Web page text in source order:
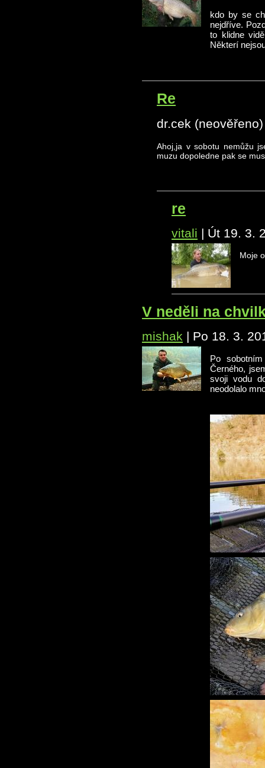
kdo by se
nejdříve.
to klidne
Některí
Re
dr.cek (neověřeno)
Ahoj,ja v sobotu nemůžu
muzu dopoledne pak se
re
vitali | Út 19. 3.
Moje
V neděli na
mishak | Po 18. 3.
Po
Černého,
svoji vodu
neodolalo